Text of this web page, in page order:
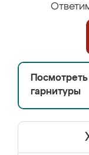
гарнитуры